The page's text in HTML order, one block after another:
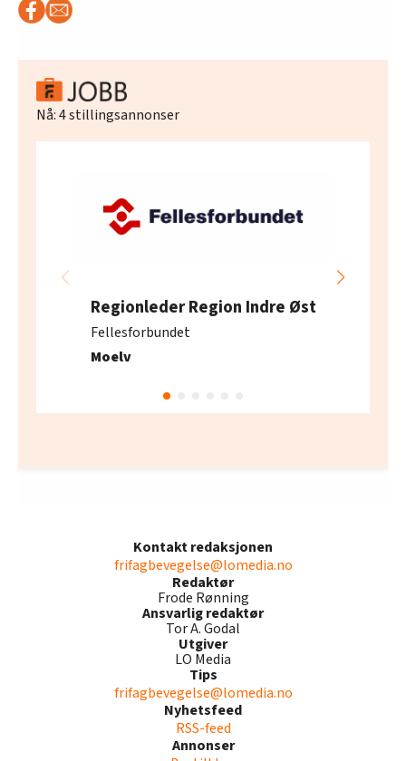
Nå:4stillingsannonser
Regionleder Region Indre Øst
Fellesforbundet
Moelv
Kontakt redaksjonen
frifagbevegelse@lomedia.no
Redaktør
Frode Rønning
Ansvarlig redaktør
Tor A. Godal
Utgiver
LO Media
Tips
frifagbevegelse@lomedia.no
Nyhetsfeed
RSS-feed
Annonser